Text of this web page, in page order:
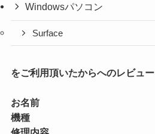
Windowsパソコン
Surface
をご利用頂いたからへのレビュー
お名前
機種